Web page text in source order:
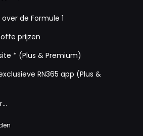
de Formule 1
prijzen
* (Plus & Premium)
RN365 app (Plus &